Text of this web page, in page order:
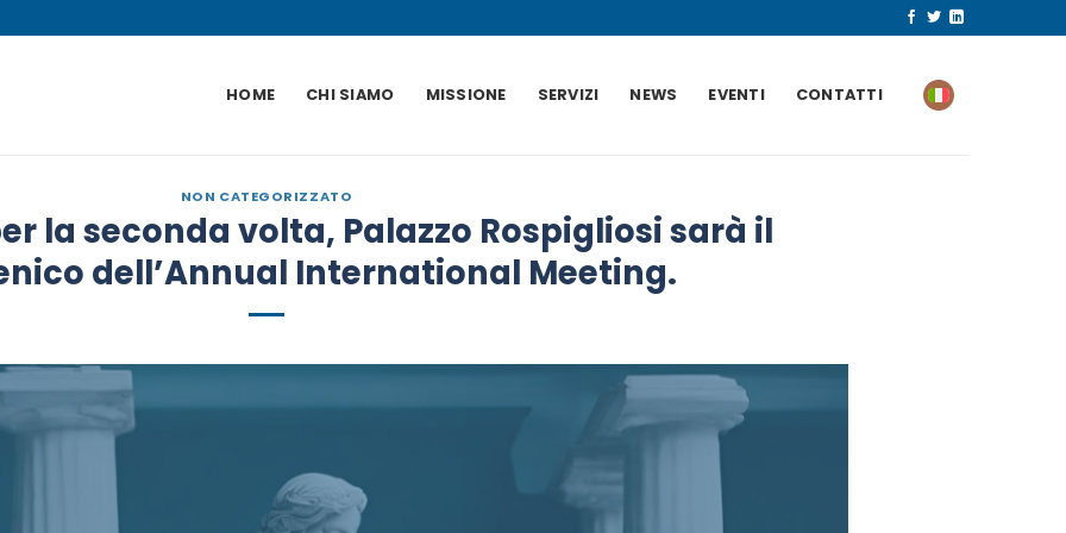
HOME CHI SIAMO MISSIONE SERVIZI NEWS EVENTI CONTATTI
NON CATEGORIZZATO
la seconda volta, Palazzo Rospigliosi sarà il
dell’Annual International Meeting.